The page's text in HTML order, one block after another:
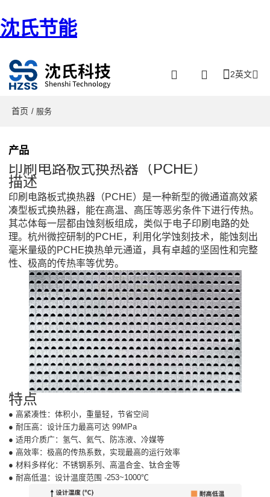
沈氏节能
2英文
首页 / 服务
产品
印刷电路板式换热器（PCHE）
描述
印刷电路板式换热器（PCHE）是一种新型的微通道高效紧
凑型板式换热器，能在高温、高压等恶劣条件下进行传热。
其芯体每一层都由蚀刻板组成，类似于电子印刷电路的处
理。杭州微控研制的PCHE，利用化学蚀刻技术，能蚀刻出
毫米量级的PCHE换热单元通道，具有卓越的坚固性和完整
性、极高的传热率等优势。
特点
● 高紧凑性：体积小，重量轻，节省空间
● 耐压高：设计压力最高可达 99MPa
● 适用介质广：氢气、氦气、防冻液、冷媒等
● 高效率：极高的传热系数，实现最高的运行效率
● 材料多样化：不锈钢系列、高温合金、钛合金等
● 耐高低温：设计温度范围 -253~1000℃